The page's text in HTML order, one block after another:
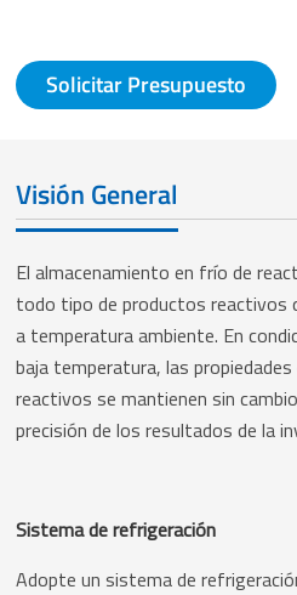
Solicitar Presupuesto
Visión General
El almacenamiento en frío de
todo tipo de productos reactivos
a temperatura ambiente. En
baja temperatura, las
reactivos se mantienen sin
precisión de los resultados de la
Sistema de refrigeración
Adopte un sistema de